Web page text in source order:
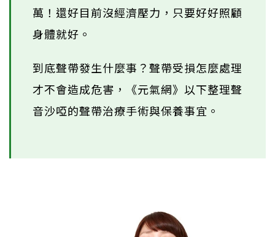
萬！還好目前沒經濟壓力，只要好好照顧
身體就好。
到底聲帶發生什麼事？聲帶受損怎麼處理
才不會造成危害，《元氣網》以下整理聲
音沙啞的聲帶治療手術與保養事宜。